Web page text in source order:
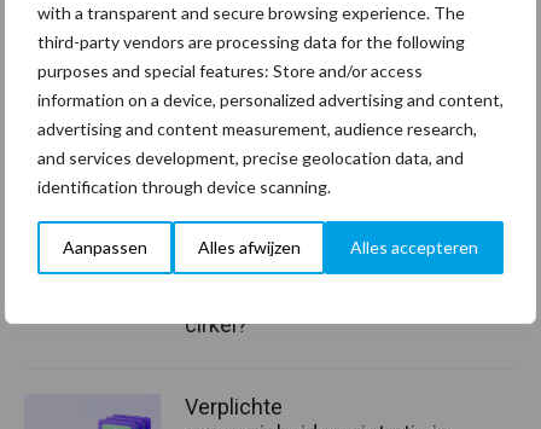
with a transparent and secure browsing experience. The
third-party vendors are processing data for the following
purposes and special features: Store and/or access
information on a device, personalized advertising and content,
advertising and content measurement, audience research,
and services development, precise geolocation data, and
identification through device scanning.
Aanpassen Alles afwijzen Alles accepteren
Van onze partner The Legal
Company
Wat zijn mijn juridische
verplichtingen bij
duurzaamheidsrapportages
(ESG en CSRD)?
Ziekteverzuim in de
schoonmaak: hoe
cirkel?
Verplichte